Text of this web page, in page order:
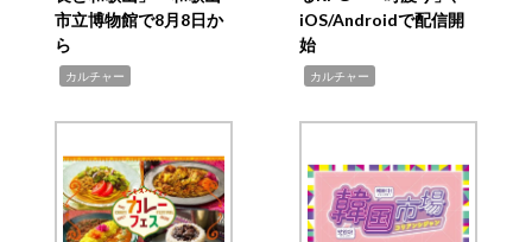
市立博物館で8月8日か
ら
カルチャー
iOS/Androidで配信開
始
カルチャー